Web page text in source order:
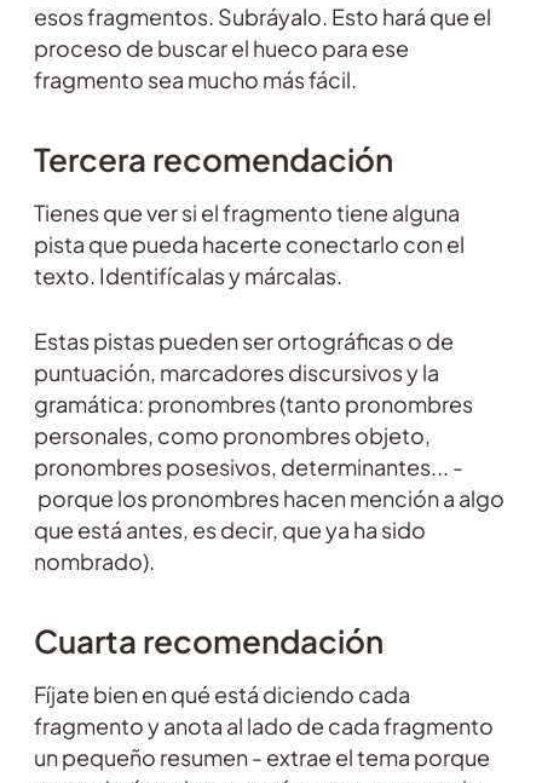
esos fragmentos. Subráyalo. Esto hará que el
proceso de buscar el hueco para ese
fragmento sea mucho más fácil.
Tercera recomendación
Tienes que ver si el fragmento tiene alguna
pista que pueda hacerte conectarlo con el
texto. Identifícalas y márcalas.
Estas pistas pueden ser ortográficas o de
puntuación, marcadores discursivos y la
gramática: pronombres (tanto pronombres
personales, como pronombres objeto,
pronombres posesivos, determinantes... -
porque los pronombres hacen mención a algo
que está antes, es decir, que ya ha sido
nombrado).
Cuarta recomendación
Fíjate bien en qué está diciendo cada
fragmento y anota al lado de cada fragmento
un pequeño resumen - extrae el tema porque